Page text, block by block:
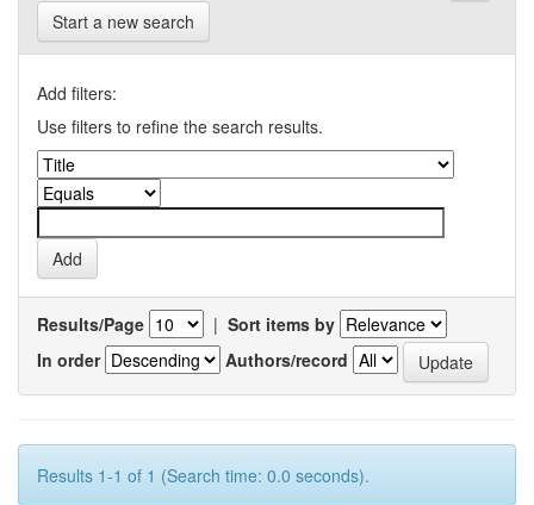
Start a new search
Add filters:
Use filters to refine the search results.
Results/Page | Sort items by
In order
Authors/record
Results 1-1 of 1 (Search time: 0.0 seconds).